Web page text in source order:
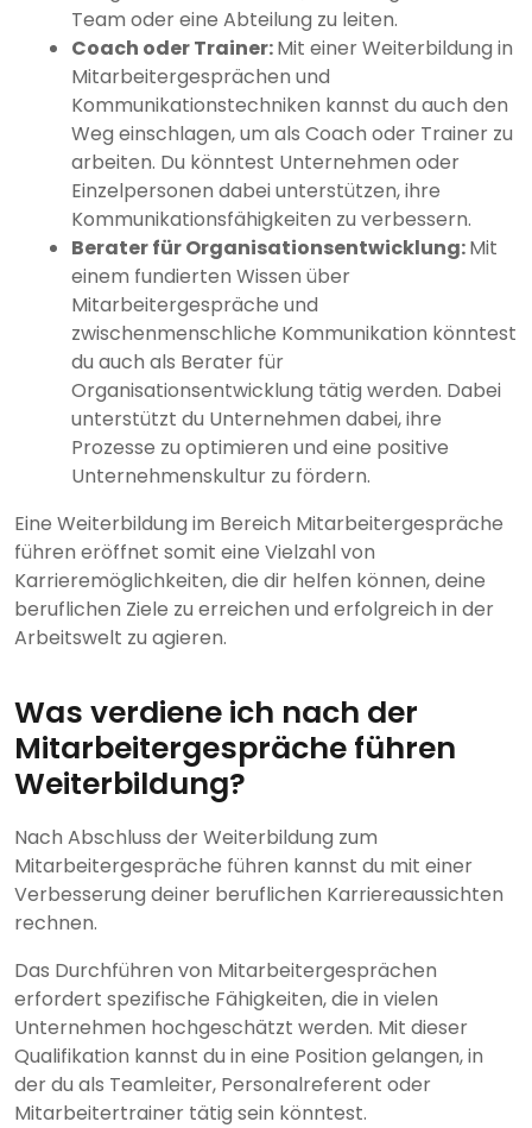
Team oder eine Abteilung zu leiten.
Coach oder Trainer:Mit einer Weiterbildung in
Mitarbeitergesprächen und
Kommunikationstechniken kannst du auch den
Weg einschlagen, um als Coach oder Trainer zu
arbeiten. Du könntest Unternehmen oder
Einzelpersonen dabei unterstützen, ihre
Kommunikationsfähigkeiten zu verbessern.
Berater für Organisationsentwicklung:Mit
einem fundierten Wissen über
Mitarbeitergespräche und
zwischenmenschliche Kommunikation könntest
du auch als Berater für
Organisationsentwicklung tätig werden. Dabei
unterstützt du Unternehmen dabei, ihre
Prozesse zu optimieren und eine positive
Unternehmenskultur zu fördern.
Eine Weiterbildung im Bereich Mitarbeitergespräche
führen eröffnet somit eine Vielzahl von
Karrieremöglichkeiten, die dir helfen können, deine
beruflichen Ziele zu erreichen und erfolgreich in der
Arbeitswelt zu agieren.
Was verdiene ich nach der
Mitarbeitergespräche führen
Weiterbildung?
Nach Abschluss der Weiterbildung zum
Mitarbeitergespräche führen kannst du mit einer
Verbesserung deiner beruflichen Karriereaussichten
rechnen.
Das Durchführen von Mitarbeitergesprächen
erfordert spezifische Fähigkeiten, die in vielen
Unternehmen hochgeschätzt werden. Mit dieser
Qualifikation kannst du in eine Position gelangen, in
der du als Teamleiter, Personalreferent oder
Mitarbeitertrainer tätig sein könntest.